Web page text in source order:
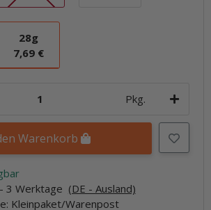
28g
28g
7,69 €
Pkg.
Warenkorb
3 Werktage (DE - Ausland)
Kleinpaket/Warenpost